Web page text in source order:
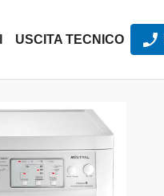
USCITA TECNICO